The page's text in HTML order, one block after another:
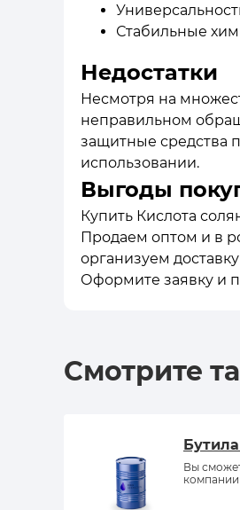
Стабильные
Недостатки
Несмотря на
неправильном
защитные средства
использовании.
Выгоды
Купить Кислота
Продаем оптом и в
организуем
Оформите заявку и
Смотрите
Вы